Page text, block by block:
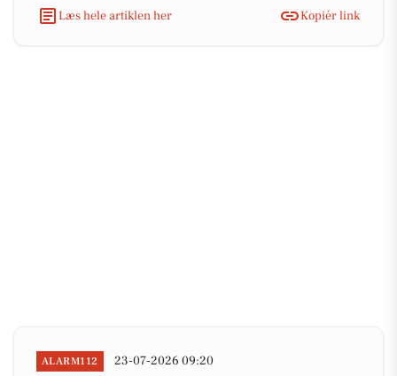
Læs hele artiklen her
Kopiér link
ALARM112 23-07-2026 09:20